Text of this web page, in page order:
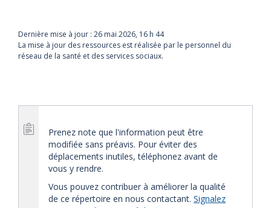
Dernière mise à jour : 26 mai 2026, 16 h 44
La mise à jour des ressources est réalisée par le personnel du
réseau de la santé et des services sociaux.
Prenez note que l'information peut être
modifiée sans préavis. Pour éviter des
déplacements inutiles, téléphonez avant de
vous y rendre.
Vous pouvez contribuer à améliorer la qualité
de ce répertoire en nous contactant. Signalez